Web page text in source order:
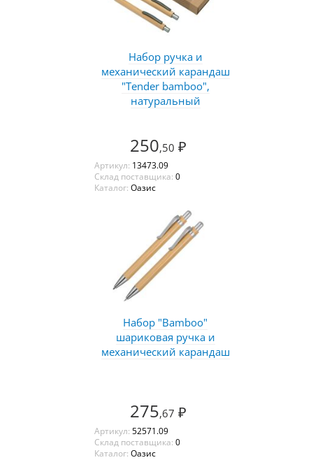
Набор ручка и
механический карандаш
"Tender bamboo",
натуральный
250,50 ₽
Артикул: 13473.09
Склад поставщика: 0
Каталог: Оазис
Набор "Bamboo"
шариковая ручка и
механический карандаш
275,67 ₽
Артикул: 52571.09
Склад поставщика: 0
Каталог: Оазис